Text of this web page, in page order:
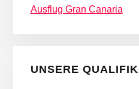
Ausflug Gran Canaria
UNSERE